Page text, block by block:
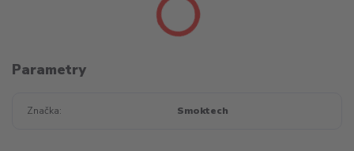
Parametry
Značka Smoktech